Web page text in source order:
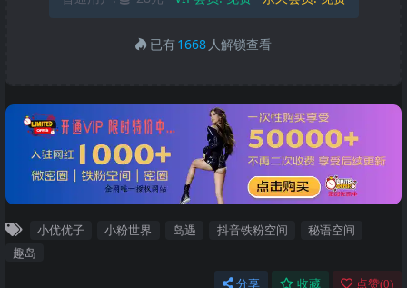
已有1668 人解锁查看
小优优子 小粉世界 岛遇 抖音铁粉空间
秘语空间
趣岛
分享 收藏 点赞(0)